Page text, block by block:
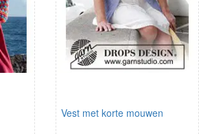
Vest met korte mouwen